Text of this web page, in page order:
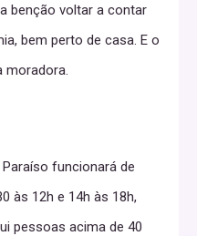
benção voltar a contar
bem perto de casa. E o
moradora.
funcionará de
às 12h e 14h às 18h,
pessoas acima de 40